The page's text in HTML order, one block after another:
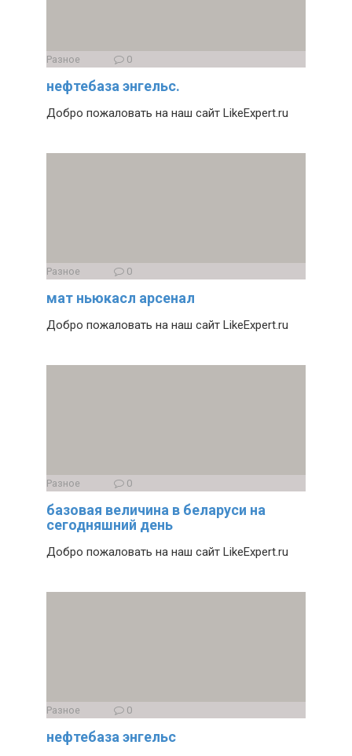
Разное 0
нефтебаза энгельс.
Добро пожаловать на наш сайт LikeExpert.ru
Разное 0
мат ньюкасл арсенал
Добро пожаловать на наш сайт LikeExpert.ru
Разное 0
базовая величина в беларуси на
сегодняшний день
Добро пожаловать на наш сайт LikeExpert.ru
Разное 0
нефтебаза энгельс